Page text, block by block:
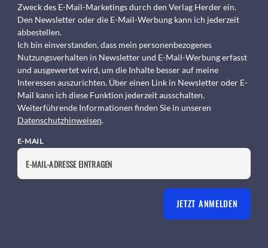
Zweck des E-Mail-Marketings durch den Verlag Herder ein.
Den Newsletter oder die E-Mail-Werbung kann ich jederzeit
abbestellen.
Ich bin einverstanden, dass mein personenbezogenes
Nutzungsverhalten in Newsletter und E-Mail-Werbung erfasst
und ausgewertet wird, um die Inhalte besser auf meine
Interessen auszurichten. Über einen Link in Newsletter oder E-
Mail kann ich diese Funktion jederzeit ausschalten.
Weiterführende Informationen finden Sie in unseren
Datenschutzhinweisen.
E-MAIL
JETZT ANMELDEN